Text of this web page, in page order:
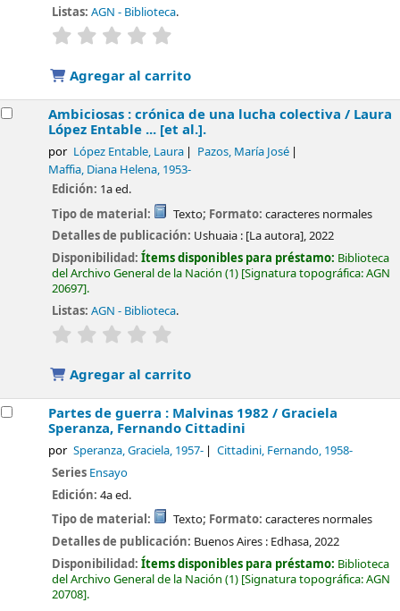
Listas: AGN - Biblioteca.
valoración
Agregar al carrito
Ambiciosas : crónica de una lucha colectiva / Laura
López Entable ... [et al.].
por López Entable, Laura
Pazos, María José
Maffia, Diana Helena, 1953-
Edición: 1a ed.
Tipo de material:
Texto; Formato: caracteres normales
Detalles de publicación: Ushuaia : [La autora],2022
Disponibilidad:Ítems disponibles para préstamo: Biblioteca
del Archivo General de la Nación (1) Signatura topográfica:AGN
20697 .
Listas: AGN - Biblioteca.
valoración
Agregar al carrito
Partes de guerra : Malvinas 1982 / Graciela
Speranza, Fernando Cittadini
por Speranza, Graciela, 1957- Cittadini, Fernando, 1958-
Series Ensayo
Edición:4a ed.
Tipo de material:
Texto; Formato: caracteres normales
Detalles de publicación: Buenos Aires : Edhasa,2022
Disponibilidad:Ítems disponibles para préstamo: Biblioteca
del Archivo General de la Nación (1) Signatura topográfica:AGN
20708 .